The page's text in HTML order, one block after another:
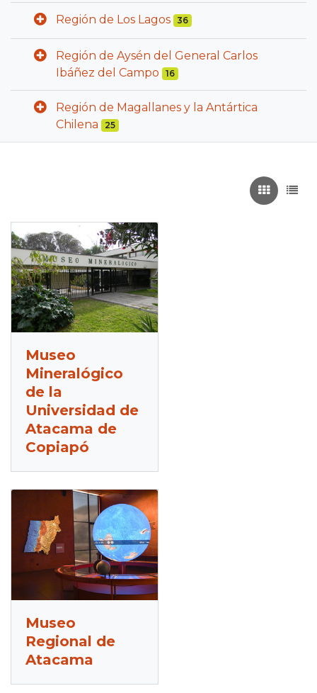
Región de Los Lagos 36
Región de Aysén del General Carlos
Ibáñez del Campo
16
Región de Magallanes y la Antártica
Chilena
25
Recuadros
Museo
Mineralógico
de la
Universidad de
Atacama de
Copiapó
Museo
Regional de
Atacama